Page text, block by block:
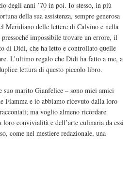
degli anni ’70 in poi. Io stesso, in più
della sua assistenza, sempre generosa
Meridiano delle lettere di Calvino e nella
impossibile trovare un errore, il
di Didi, che ha letto e controllato quelle
L’ultimo regalo che Didi ha fatto a me, a
lettura di questo piccolo libro.
suo marito Gianfelice – sono miei amici
Fiamma e io abbiamo ricevuto dalla loro
ma voglio almeno ricordare
loro convivialità e dell’arte culinaria da essi
come nel mestiere redazionale, una